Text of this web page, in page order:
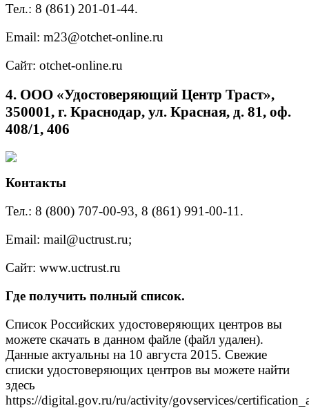
Тел.: 8 (861) 201-01-44.
Email: m23@otchet-online.ru
Сайт: otchet-online.ru
4. ООО «Удостоверяющий Центр Траст»,
350001, г. Краснодар, ул. Красная, д. 81, оф.
408/1, 406
Контакты
Тел.: 8 (800) 707-00-93, 8 (861) 991-00-11.
Email: mail@uctrust.ru;
Сайт: www.uctrust.ru
Где получить полный список.
Список Российских удостоверяющих центров вы
можете скачать в данном файле (файл удален).
Данные актуальны на 10 августа 2015. Свежие
списки удостоверяющих центров вы можете найти
здесь
https://digital.gov.ru/ru/activity/govservices/